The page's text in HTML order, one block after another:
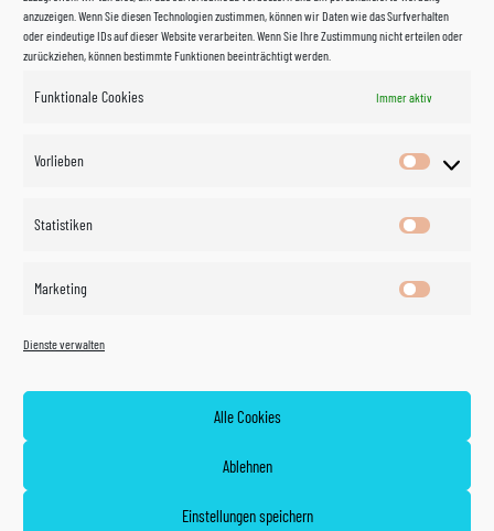
anzuzeigen. Wenn Sie diesen Technologien zustimmen, können wir Daten wie das Surfverhalten
oder eindeutige IDs auf dieser Website verarbeiten. Wenn Sie Ihre Zustimmung nicht erteilen oder
zurückziehen, können bestimmte Funktionen beeinträchtigt werden.
Funktionale Cookies Immer aktiv
Vorlieben
Vorlieben
Statistiken
Marketing
Dienste verwalten
Alle Cookies
Ablehnen
Einstellungen speichern
©